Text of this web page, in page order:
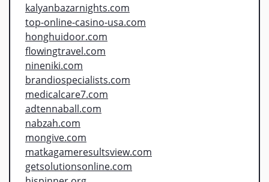
kalyanbazarnights.com
top-online-casino-usa.com
honghuidoor.com
flowingtravel.com
nineniki.com
brandiospecialists.com
medicalcare7.com
adtennaball.com
nabzah.com
mongive.com
matkagameresultsview.com
getsolutionsonline.com